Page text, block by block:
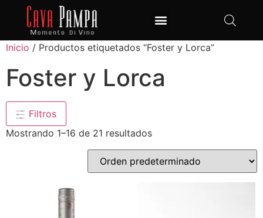
Inicio / Productos etiquetados “Foster y Lorca”
Foster y Lorca
Filtros
Mostrando 1–16 de 21 resultados